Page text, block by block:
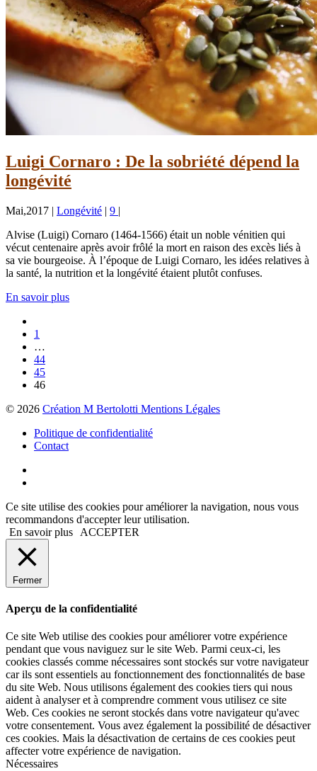
Luigi Cornaro : De la sobriété dépend la
longévité
Mai,2017 | Longévité | 9 |
Alvise (Luigi) Cornaro (1464-1566) était un noble vénitien qui
vécut centenaire après avoir frôlé la mort en raison des excès liés à
sa vie bourgeoise. À l’époque de Luigi Cornaro, les idées relatives à
la santé, la nutrition et la longévité étaient plutôt confuses.
En savoir plus
1
…
44
45
46
© 2026 Création M Bertolotti Mentions Légales
Politique de confidentialité
Contact
Ce site utilise des cookies pour améliorer la navigation, nous vous
recommandons d'accepter leur utilisation.
En savoir plus
ACCEPTER
Fermer
Aperçu de la confidentialité
Ce site Web utilise des cookies pour améliorer votre expérience
pendant que vous naviguez sur le site Web. Parmi ceux-ci, les
cookies classés comme nécessaires sont stockés sur votre navigateur
car ils sont essentiels au fonctionnement des fonctionnalités de base
du site Web. Nous utilisons également des cookies tiers qui nous
aident à analyser et à comprendre comment vous utilisez ce site
Web. Ces cookies ne seront stockés dans votre navigateur qu'avec
votre consentement. Vous avez également la possibilité de désactiver
ces cookies. Mais la désactivation de certains de ces cookies peut
affecter votre expérience de navigation.
Nécessaires